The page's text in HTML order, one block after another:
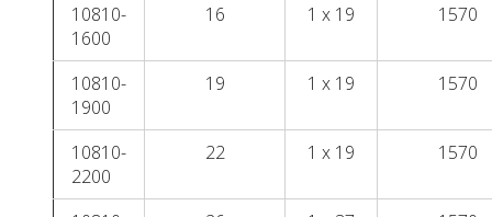
10810-
1600
16 1 x 19 1570
10810-
1900
19 1 x 19 1570
10810-
2200
22 1 x 19 1570